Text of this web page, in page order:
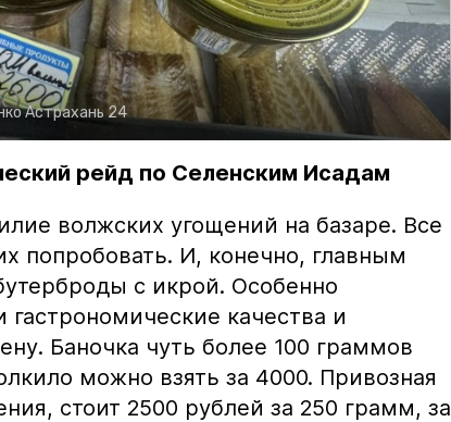
Астрахань 24
рейд по Селенским Исадам
волжских угощений на базаре. Все
попробовать. И, конечно, главным
с икрой. Особенно
качества и
Баночка чуть более 100 граммов
можно взять за 4000. Привозная
стоит 2500 рублей за 250 грамм, за